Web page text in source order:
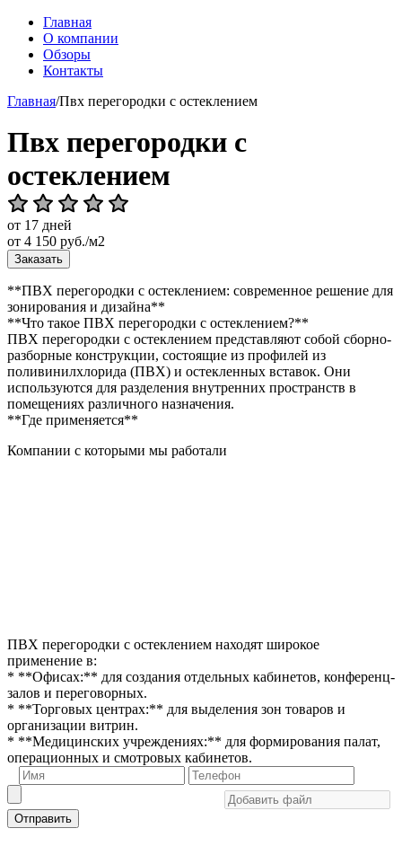
Главная
О компании
Обзоры
Контакты
Главная/Пвх перегородки с остеклением
Пвх перегородки с
остеклением
от 17 дней
от 4 150 руб./м2
Заказать
**ПВХ перегородки с остеклением: современное решение для
зонирования и дизайна**
**Что такое ПВХ перегородки с остеклением?**
ПВХ перегородки с остеклением представляют собой сборно-
разборные конструкции, состоящие из профилей из
поливинилхлорида (ПВХ) и остекленных вставок. Они
используются для разделения внутренних пространств в
помещениях различного назначения.
**Где применяется**
Компании с которыми мы работали
ПВХ перегородки с остеклением находят широкое
применение в:
* **Офисах:** для создания отдельных кабинетов, конференц-
залов и переговорных.
* **Торговых центрах:** для выделения зон товаров и
организации витрин.
* **Медицинских учреждениях:** для формирования палат,
операционных и смотровых кабинетов.
Отправить